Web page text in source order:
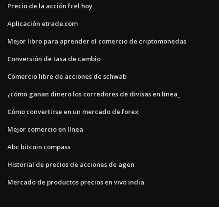
Precio de la acción fcel hoy
Aplicación etrade.com
Mejor libro para aprender el comercio de criptomonedas
Conversión de tasa de cambio
Comercio libre de acciones de schwab
¿cómo ganan dinero los corredores de divisas en línea_
Cómo convertirse en un mercado de forex
Mejor comercio en línea
Abc bitcoin compass
Historial de precios de acciones de agen
Mercado de productos precios en vivo india